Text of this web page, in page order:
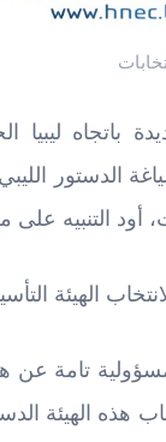
باتجاه ليبيا
الدستور
التنبيه على
الهيئة
تامة عن
هذه الهيئة